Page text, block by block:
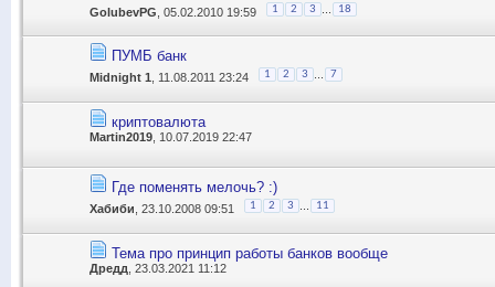
GolubevPG , 05.02.2010 19:59 1 2 3 18
ПУМБ банк
Midnight 1 , 11.08.2011 23:24 1 2 3 7
криптовалюта
Martin2019 , 10.07.2019 22:47
Где поменять мелочь? :)
Хабиби , 23.10.2008 09:51 1 2 3 11
Тема про принцип работы банков вообще
Дредд , 23.03.2021 11:12